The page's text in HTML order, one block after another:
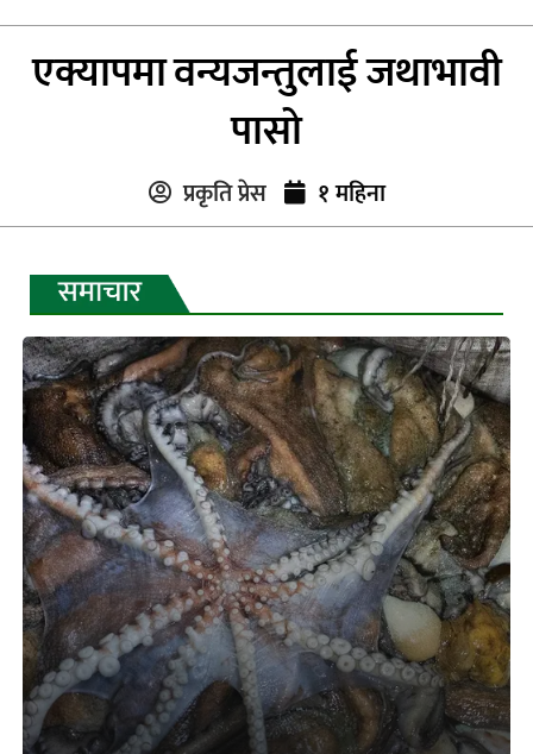
एक्यापमा वन्यजन्तुलाई जथाभावी
पासो
प्रकृति प्रेस १ महिना